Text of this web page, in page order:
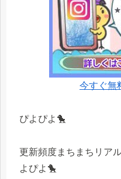
今すぐ無
ぴよぴよ🐤
更新頻度まちまちリア
よぴよ🐤